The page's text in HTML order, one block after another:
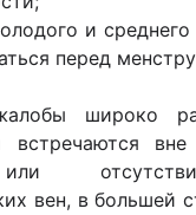
и среднего
перед
широко
встречаются
вен, в большей